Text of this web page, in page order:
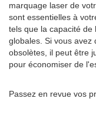
marquage laser de
sont essentielles à
tels que la capacité
globales. Si vous avez
obsolètes, il peut être
pour économiser de
Passez en revue vos